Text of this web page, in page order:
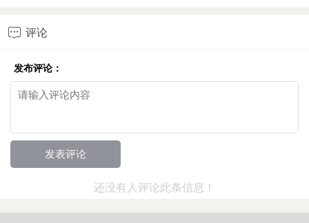
 评论
发布评论：
还没有人评论此条信息！